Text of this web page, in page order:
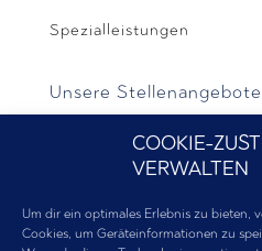
COOKIE-
VERWALTEN
Um dir ein optimales Erlebnis zu bieten,
Cookies, um Geräteinformationen zu
Spezialleistungen
Unsere Stellenangebote
Maler und Lackierer (m/w/
Bodenleger (m/w/d)
Parkettleger (m/w/d)